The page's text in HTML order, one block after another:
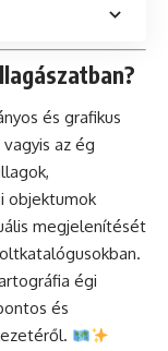
és grafikus
az ég
objektumok
megjelenítését
égi
és